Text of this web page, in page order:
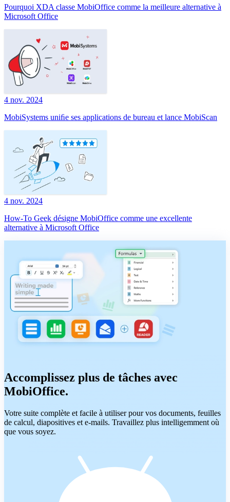
Pourquoi XDA classe MobiOffice comme la meilleure alternative à
Microsoft Office
4 nov. 2024
MobiSystems uniﬁe ses applications de bureau et lance MobiScan
4 nov. 2024
How-To Geek désigne MobiOffice comme une excellente
alternative à Microsoft Office
Accomplissez plus de tâches avec
MobiOffice.
Votre suite complète et facile à utiliser pour vos documents, feuilles
de calcul, diapositives et e-mails. Travaillez plus intelligemment où
que vous soyez.